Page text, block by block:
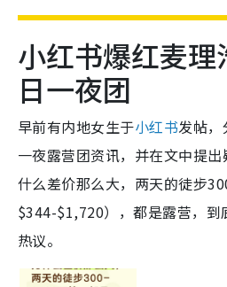
小红书爆红麦理
日一夜团
早前有内地女生于小红书发帖，
一夜露营团资讯，并在文中提
什么差价那么大，两天的徒步
$344-$1,720），都是露营，
热议。